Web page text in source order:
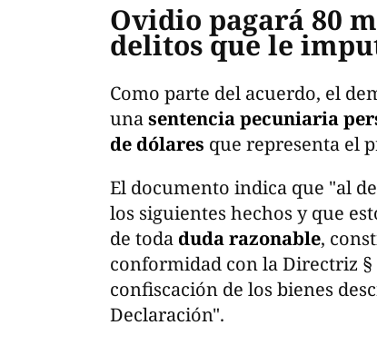
Ovidio pagará 80
delitos que le
Como parte del acuerdo, el
unasentencia pecuniaria
de dólares que representa el
El documento indica que "al
los siguientes hechos y que
de toda duda razonable,
conformidad con la Directriz §
confiscación de los bienes
Declaración".